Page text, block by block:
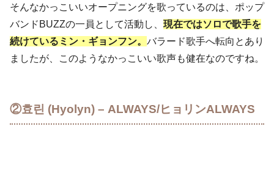
そんなかっこいいオープニングを歌っているのは、ポップ
バンドBUZZの一員として活動し、 現在ではソロで歌手を
続けているミン・ギョンフン。 バラード歌手へ転向とあり
ましたが、このようなかっこいい歌声も健在なのですね。
②효린 (Hyolyn) – ALWAYS/ヒョリンALWAYS